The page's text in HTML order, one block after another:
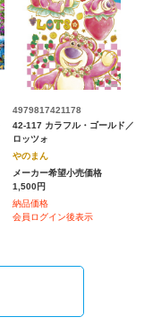
4979817421178
42-117 カラフル・ゴールド／
ロッツォ
やのまん
メーカー希望小売価格
1,500円
納品価格
会員ログイン後表示